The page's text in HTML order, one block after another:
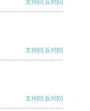
支持[0] 反对[0]
支持[0] 反对[0]
支持[0] 反对[0]